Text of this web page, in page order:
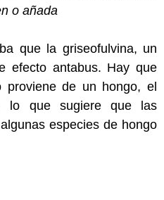
o añada
que la griseofulvina, un
efecto antabus. Hay que
proviene de un hongo, el
lo que sugiere que las
especies de hongo